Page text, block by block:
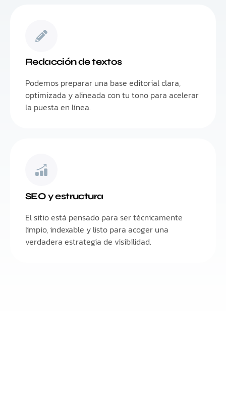
Redacción de textos
Podemos preparar una base editorial clara,
optimizada y alineada con tu tono para acelerar
la puesta en línea.
SEO y estructura
El sitio está pensado para ser técnicamente
limpio, indexable y listo para acoger una
verdadera estrategia de visibilidad.